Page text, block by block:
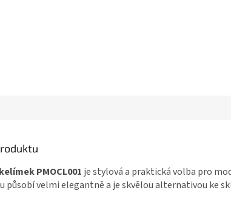
PMOCL001 je stylová a praktická volba pro
působí velmi elegantně a je skvělou alternativou ke